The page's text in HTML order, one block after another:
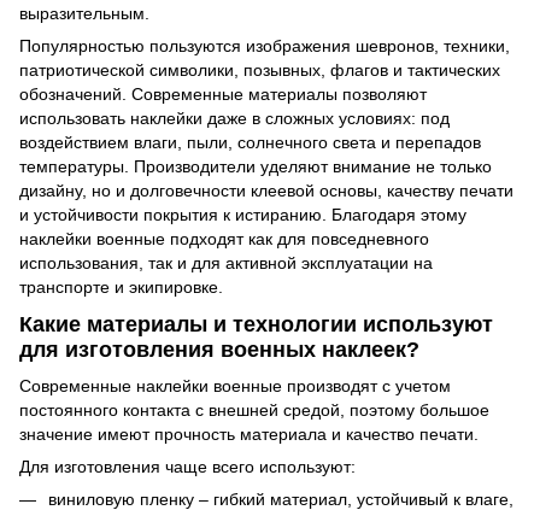
выразительным.
Популярностью пользуются изображения шевронов, техники,
патриотической символики, позывных, флагов и тактических
обозначений. Современные материалы позволяют
использовать наклейки даже в сложных условиях: под
воздействием влаги, пыли, солнечного света и перепадов
температуры. Производители уделяют внимание не только
дизайну, но и долговечности клеевой основы, качеству печати
и устойчивости покрытия к истиранию. Благодаря этому
наклейки военные подходят как для повседневного
использования, так и для активной эксплуатации на
транспорте и экипировке.
Какие материалы и технологии используют
для изготовления военных наклеек?
Современные наклейки военные производят с учетом
постоянного контакта с внешней средой, поэтому большое
значение имеют прочность материала и качество печати.
Для изготовления чаще всего используют:
виниловую пленку – гибкий материал, устойчивый к влаге,